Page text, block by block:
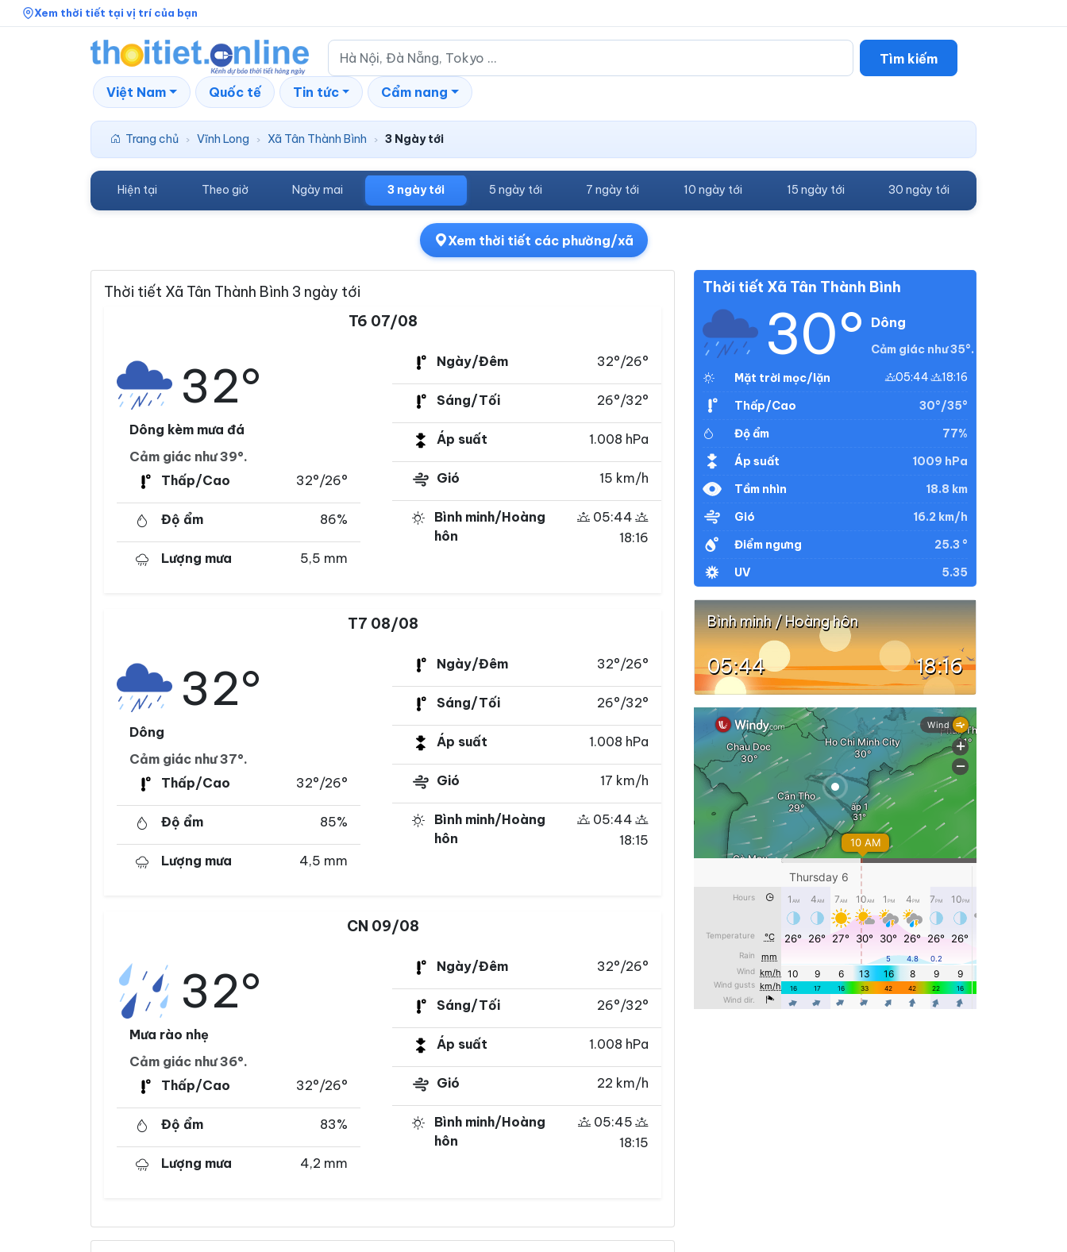
Xem thời tiết tại vị trí của bạn
Tìm kiếm
Việt Nam Quốc tế Tin tức Cẩm nang
Trang chủ › Vĩnh Long › Xã Tân Thành Bình › 3 Ngày tới
Hiện tại Theo giờ Ngày mai 3 ngày tới 5 ngày tới 7 ngày tới 10 ngày tới 15 ngày tới 30 ngày tới
Xem thời tiết các phường/xã
Thời tiết Xã Tân Thành Bình 3 ngày tới
T6 07/08
32°
Dông kèm mưa đá
Cảm giác như 39°.
Thấp/Cao
32°/26°
Độ ẩm 86%
Lượng mưa 5,5 mm
Ngày/Đêm 32°/26°
Sáng/Tối 26°/32°
Áp suất 1.008 hPa
Gió 15 km/h
Bình minh/Hoàng
hôn
05:44
18:16
T7 08/08
32°
Dông
Cảm giác như 37°.
Thấp/Cao
32°/26°
Độ ẩm 85%
Lượng mưa 4,5 mm
Ngày/Đêm 32°/26°
Sáng/Tối 26°/32°
Áp suất 1.008 hPa
Gió 17 km/h
Bình minh/Hoàng
hôn
05:44
18:15
CN 09/08
32°
Mưa rào nhẹ
Cảm giác như 36°.
Thấp/Cao
32°/26°
Độ ẩm 83%
Lượng mưa 4,2 mm
Ngày/Đêm 32°/26°
Sáng/Tối 26°/32°
Áp suất 1.008 hPa
Gió 22 km/h
Bình minh/Hoàng
hôn
05:45
18:15
Thời tiết Xã Tân Thành Bình
30° Dông
Cảm giác như 35°.
Mặt trời mọc/lặn
05:44 18:16
Thấp/Cao
30°/35°
Độ ẩm
77%
Áp suất
1009 hPa
Tầm nhìn
18.8 km
Gió
16.2 km/h
Điểm ngưng
25.3 °
UV
5.35
Bình minh / Hoàng hôn
05:44 18:16